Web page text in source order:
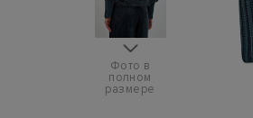
Фото в
полном
размере